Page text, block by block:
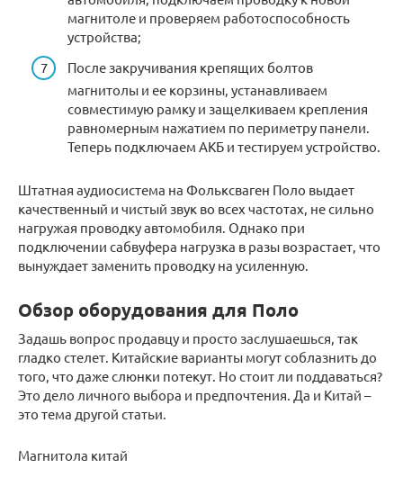
магнитоле и проверяем работоспособность
устройства;
После закручивания крепящих болтов
магнитолы и ее корзины, устанавливаем
совместимую рамку и защелкиваем крепления
равномерным нажатием по периметру панели.
Теперь подключаем АКБ и тестируем устройство.
Штатная аудиосистема на Фольксваген Поло выдает
качественный и чистый звук во всех частотах, не сильно
нагружая проводку автомобиля. Однако при
подключении сабвуфера нагрузка в разы возрастает, что
вынуждает заменить проводку на усиленную.
Обзор оборудования для Поло
Задашь вопрос продавцу и просто заслушаешься, так
гладко стелет. Китайские варианты могут соблазнить до
того, что даже слюнки потекут. Но стоит ли поддаваться?
Это дело личного выбора и предпочтения. Да и Китай –
это тема другой статьи.
Магнитола китай